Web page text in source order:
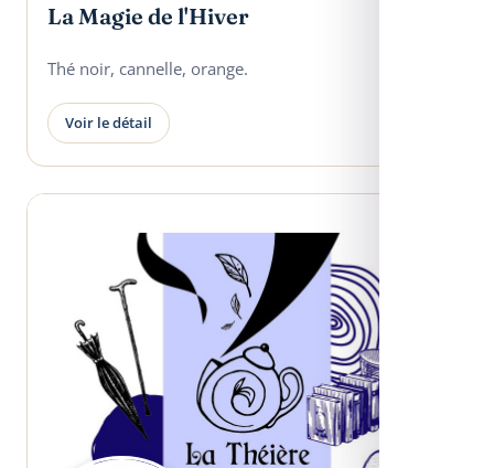
La Magie de l'Hiver
Thé noir, cannelle, orange.
Voir le détail